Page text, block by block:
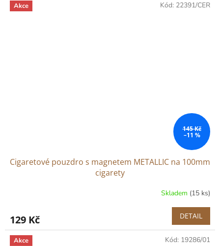
Akce
145 Kč
–11 %
Cigaretové pouzdro s magnetem METALLIC na 100mm
cigarety
Skladem (15 ks)
129 Kč DETAIL
Kód: 22391/CER
Akce Kód: 19286/01